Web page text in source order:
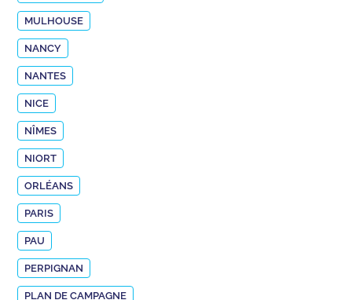
MULHOUSE
NANCY
NANTES
NICE
NÎMES
NIORT
ORLÉANS
PARIS
PAU
PERPIGNAN
PLAN DE CAMPAGNE